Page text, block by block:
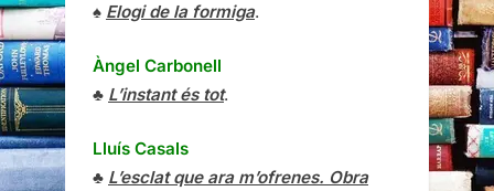
♠ Elogi de la formiga.
Àngel Carbonell
♣ L’instant és tot.
Lluís Casals
♣ L’esclat que ara m’ofrenes. Obra